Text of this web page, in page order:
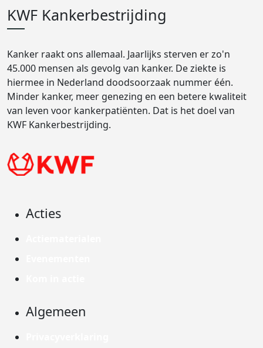
KWF Kankerbestrijding
Kanker raakt ons allemaal. Jaarlijks sterven er zo'n
45.000 mensen als gevolg van kanker. De ziekte is
hiermee in Nederland doodsoorzaak nummer één.
Minder kanker, meer genezing en een betere kwaliteit
van leven voor kankerpatiënten. Dat is het doel van
KWF Kankerbestrijding.
Acties
Algemeen